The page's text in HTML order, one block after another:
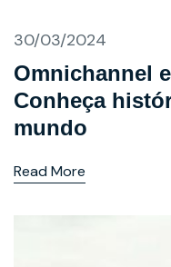
30/03/2024
Omnichannel
Conheça
mundo
Read More